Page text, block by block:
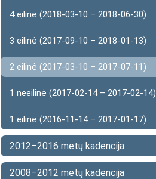
4 eilinė (2018-03-10 – 2018-06-30)
3 eilinė (2017-09-10 – 2018-01-13)
2 eilinė (2017-03-10 – 2017-07-11)
1 neeilinė (2017-02-14 – 2017-02-14)
1 eilinė (2016-11-14 – 2017-01-17)
2012–2016 metų kadencija
2008–2012 metų kadencija